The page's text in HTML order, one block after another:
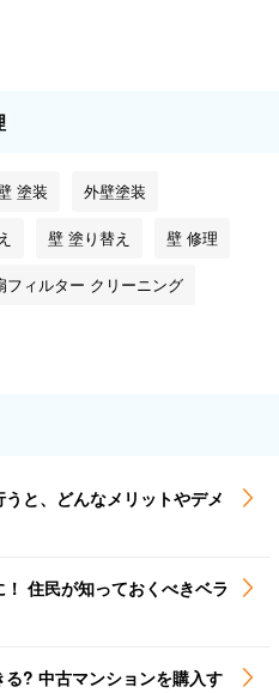
塗装 外壁塗装
壁 塗り替え 壁 修理
フィルター クリーニング
と、どんなメリットやデメ
住民が知っておくべきベラ
? 中古マンションを購入す